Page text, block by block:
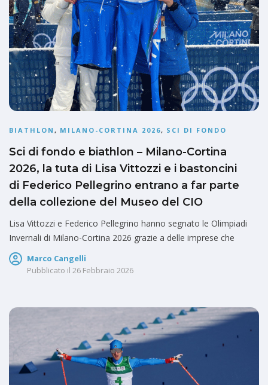
BIATHLON , MILANO-CORTINA 2026, SCI DI FONDO
Sci di fondo e biathlon – Milano-Cortina
2026, la tuta di Lisa Vittozzi e i bastoncini
di Federico Pellegrino entrano a far parte
della collezione del Museo del CIO
Lisa Vittozzi e Federico Pellegrino hanno segnato le Olimpiadi
Invernali di Milano-Cortina 2026 grazie a delle imprese che
Marco Cangelli
Pubblicato il 26 Febbraio 2026